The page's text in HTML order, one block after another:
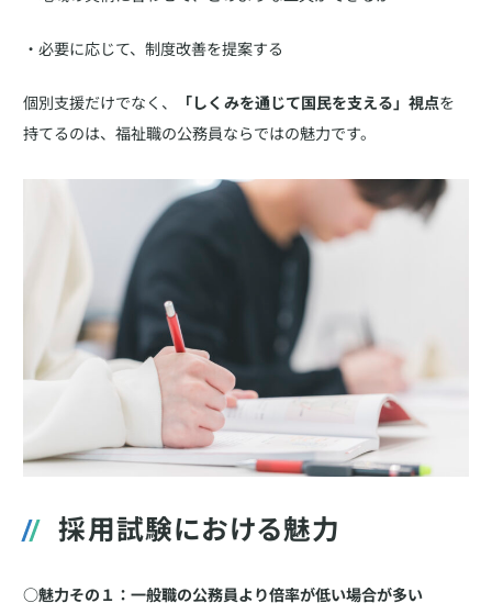
・必要に応じて、制度改善を提案する
個別支援だけでなく、 「しくみを通じて国民を支える」視点を
持てるのは、福祉職の公務員ならではの魅力です。
採用試験における魅力
○魅力その１：一般職の公務員より倍率が低い場合が多い